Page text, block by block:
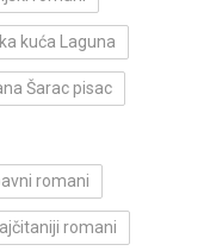
kuća Laguna
Šarac pisac
romani
romani